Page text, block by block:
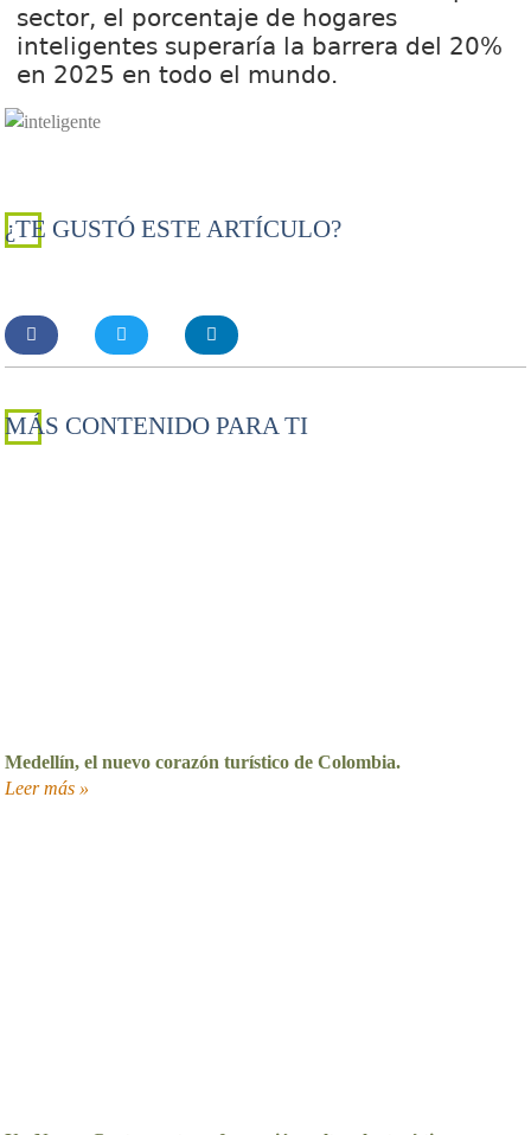
sector, el porcentaje de hogares
inteligentes superaría la barrera del 20%
en 2025 en todo el mundo.
¿TE GUSTÓ ESTE ARTÍCULO?
MÁS CONTENIDO PARA TI
Medellín, el nuevo corazón turístico de Colombia.
Leer más »